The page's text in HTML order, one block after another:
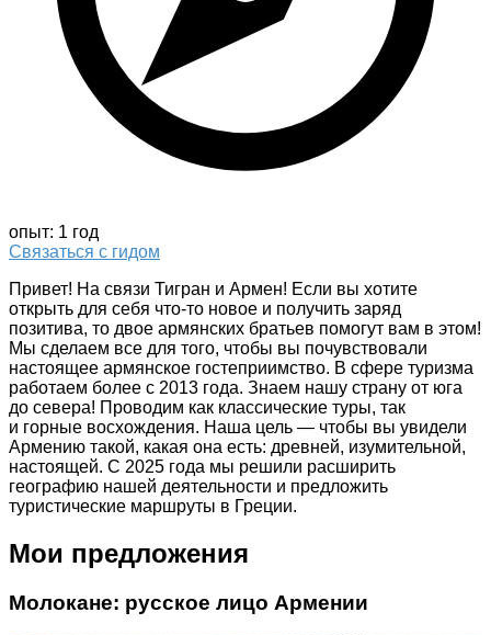
опыт: 1 год
Связаться с гидом
Привет! На связи Тигран и Армен! Если вы хотите
открыть для себя что-то новое и получить заряд
позитива, то двое армянских братьев помогут вам в этом!
Мы сделаем все для того, чтобы вы почувствовали
настоящее армянское гостеприимство. В сфере туризма
работаем более с 2013 года. Знаем нашу страну от юга
до севера! Проводим как классические туры, так
и горные восхождения. Наша цель — чтобы вы увидели
Армению такой, какая она есть: древней, изумительной,
настоящей. С 2025 года мы решили расширить
географию нашей деятельности и предложить
туристические маршруты в Греции.
Мои предложения
Молокане: русское лицо Армении